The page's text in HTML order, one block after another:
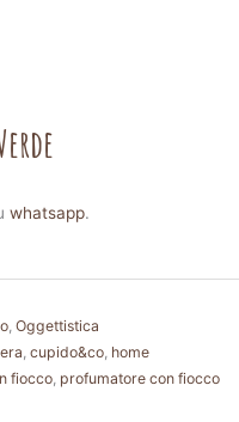
whatsapp.
Oggettistica
cupido&co home
fiocco profumatore con fiocco